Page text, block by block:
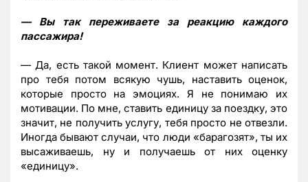
— Вы так переживаете за реакцию каждого
пассажира!
— Да, есть такой момент. Клиент может написать
про тебя потом всякую чушь, наставить оценок,
которые просто на эмоциях. Я не понимаю их
мотивации. По мне, ставить единицу за поездку, это
значит, не получить услугу, тебя просто не отвезли.
Иногда бывают случаи, что люди «барагозят», ты их
высаживаешь, ну и получаешь от них оценку
«единицу».